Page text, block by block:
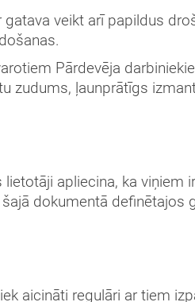
veikt arī papildus
Pārdevēja
zudums, ļaunprātīgs
apliecina, ka viņiem
dokumentā definētajos
aicināti regulāri ar tiem